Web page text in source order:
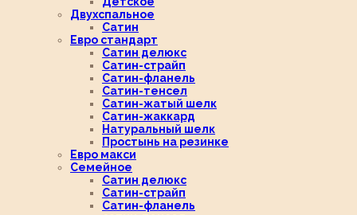
Двухспальное
Сатин
Евро стандарт
Сатин делюкс
Сатин-страйп
Сатин-фланель
Сатин-тенсел
Сатин-жатый шелк
Сатин-жаккард
Натуральный шелк
Простынь на резинке
Евро макси
Семейное
Сатин делюкс
Сатин-страйп
Сатин-фланель